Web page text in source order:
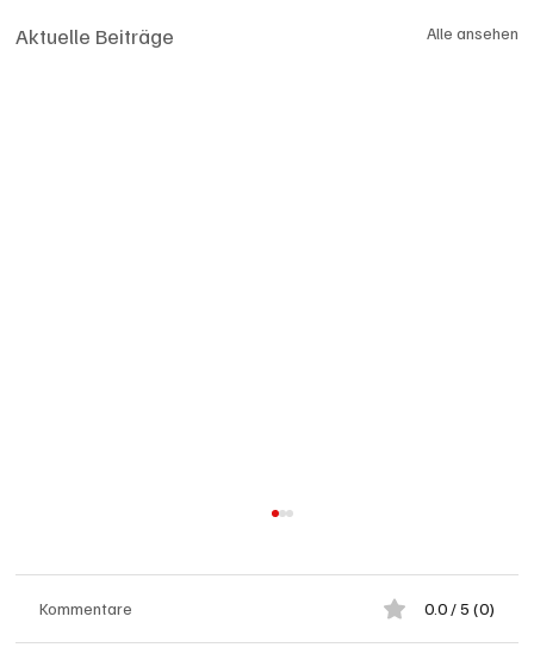
Aktuelle Beiträge Alle ansehen
Kommentare 0.0 / 5 (0)